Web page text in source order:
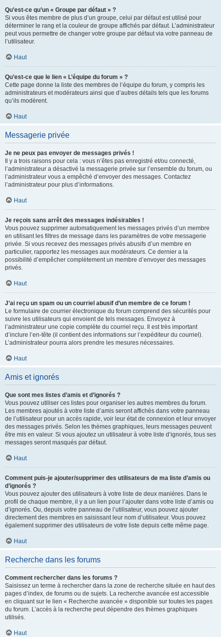
Qu’est-ce qu’un « Groupe par défaut » ?
Si vous êtes membre de plus d’un groupe, celui par défaut est utilisé pour
déterminer le rang et la couleur de groupe affichés par défaut. L’administrateur
peut vous permettre de changer votre groupe par défaut via votre panneau de
l’utilisateur.
Haut
Qu’est-ce que le lien « L’équipe du forum » ?
Cette page donne la liste des membres de l’équipe du forum, y compris les
administrateurs et modérateurs ainsi que d’autres détails tels que les forums
qu’ils modèrent.
Haut
Messagerie privée
Je ne peux pas envoyer de messages privés !
Il y a trois raisons pour cela : vous n’êtes pas enregistré et/ou connecté,
l’administrateur a désactivé la messagerie privée sur l’ensemble du forum, ou
l’administrateur vous a empêché d’envoyer des messages. Contactez
l’administrateur pour plus d’informations.
Haut
Je reçois sans arrêt des messages indésirables !
Vous pouvez supprimer automatiquement les messages privés d’un membre
en utilisant les filtres de message dans les paramètres de votre messagerie
privée. Si vous recevez des messages privés abusifs d’un membre en
particulier, rapportez les messages aux modérateurs. Ce dernier a la
possibilité d’empêcher complètement un membre d’envoyer des messages
privés.
Haut
J’ai reçu un spam ou un courriel abusif d’un membre de ce forum !
Le formulaire de courrier électronique du forum comprend des sécurités pour
suivre les utilisateurs qui envoient de tels messages. Envoyez à
l’administrateur une copie complète du courriel reçu. Il est très important
d’inclure l’en-tête (il contient des informations sur l’expéditeur du courriel).
L’administrateur pourra alors prendre les mesures nécessaires.
Haut
Amis et ignorés
Que sont mes listes d’amis et d’ignorés ?
Vous pouvez utiliser ces listes pour organiser les autres membres du forum.
Les membres ajoutés à votre liste d’amis seront affichés dans votre panneau
de l’utilisateur pour un accès rapide, voir leur état de connexion et leur envoyer
des messages privés. Selon les thèmes graphiques, leurs messages peuvent
être mis en valeur. Si vous ajoutez un utilisateur à votre liste d’ignorés, tous ses
messages seront masqués par défaut.
Haut
Comment puis-je ajouter/supprimer des utilisateurs de ma liste d’amis ou
d’ignorés ?
Vous pouvez ajouter des utilisateurs à votre liste de deux manières. Dans le
profil de chaque membre, il y a un lien pour l’ajouter dans votre liste d’amis ou
d’ignorés. Ou, depuis votre panneau de l’utilisateur, vous pouvez ajouter
directement des membres en saisissant leur nom d’utilisateur. Vous pouvez
également supprimer des utilisateurs de votre liste depuis cette même page.
Haut
Recherche dans les forums
Comment rechercher dans les forums ?
Saisissez un terme à rechercher dans la zone de recherche située en haut des
pages d’index, de forums ou de sujets. La recherche avancée est accessible
en cliquant sur le lien « Recherche avancée » disponible sur toutes les pages
du forum. L’accès à la recherche peut dépendre des thèmes graphiques
utilisés.
Haut